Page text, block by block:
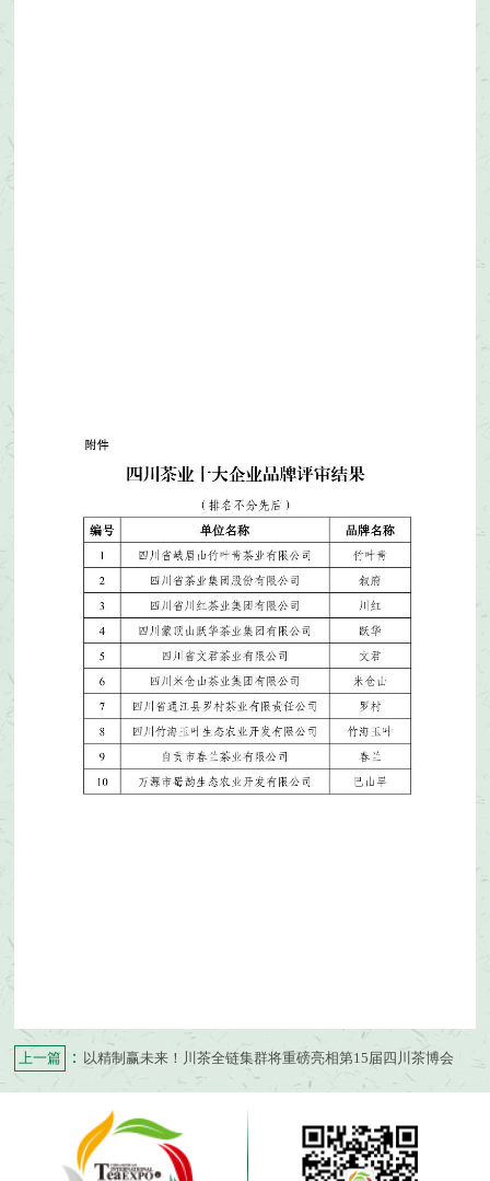
上一篇 ： 以精制赢未来！川茶全链集群将重磅亮相第15届四川茶博会